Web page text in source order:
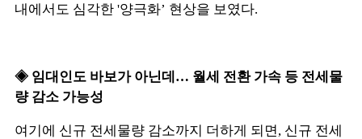
내에서도 심각한 '양극화’ 현상을 보였다.
◈ 임대인도 바보가 아닌데… 월세 전환 가속 등 전세물
량 감소 가능성
여기에 신규 전세물량 감소까지 더하게 되면, 신규 전세